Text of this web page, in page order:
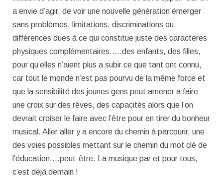
a envie d’agir, de voir une nouvelle génération émerger
sans problèmes, limitations, discriminations ou
différences dues à ce qui constitue juste des caractères
physiques complémentaires…..des enfants, des filles,
pour qu’elles n’aient plus a subir ce que tant ont connu,
car tout le monde n’est pas pourvu de la même force et
que la sensibilité des jeunes gens peut amener a faire
une croix sur des rêves, des capacités alors que l’on
devrait croiser le faire avec l’être pour en tirer du bonheur
musical. Aller aller y a encore du chemin à parcourir, une
des voies possibles mettant sur le chemin du mot clé de
l’éducation….peut-être. La musique par et pour tous,
c’est déjà demain !